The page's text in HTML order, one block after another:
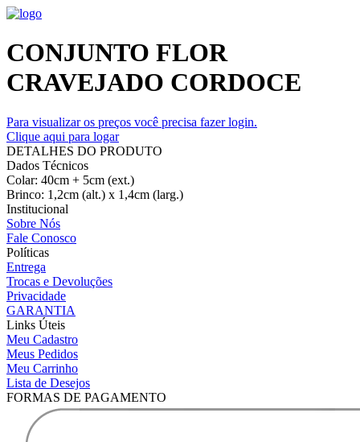
CONJUNTO FLOR
CRAVEJADO CORDOCE
Para visualizar os preços você precisa fazer login.
Clique aqui para logar
DETALHES DO PRODUTO
Dados Técnicos
Colar: 40cm + 5cm (ext.)
Brinco: 1,2cm (alt.) x 1,4cm (larg.)
Institucional
Sobre Nós
Fale Conosco
Políticas
Entrega
Trocas e Devoluções
Privacidade
GARANTIA
Links Úteis
Meu Cadastro
Meus Pedidos
Meu Carrinho
Lista de Desejos
FORMAS DE PAGAMENTO